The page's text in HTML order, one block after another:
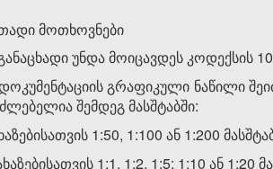
მოთხოვნები
უნდა მოიცავდეს
გრაფიკული ნაწილი
შემდეგ მასშტაბში:
1:50, 1:100 ან 1:200
1:1, 1:2, 1:5; 1:10 ან 1:20